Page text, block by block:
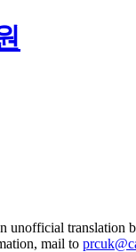
unofficial translation
mail to